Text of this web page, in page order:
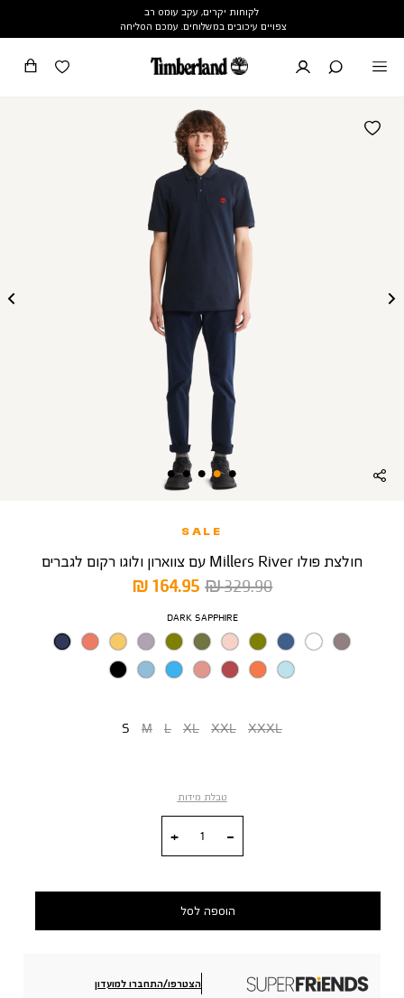
לקוחות יקרים, עקב עומס רב
צפויים עיכובים במשלוחים. עמכם הסליחה
SALE
חולצת פולו Millers River עם צווארון ולוגו רקום לגברים
מחיר
מוצר
164.95 ₪
מחיר
329.90 ₪
צבע
DARK SAPPHIRE
S M L XL XXL XXXL
טבלת מידות
הוספה לסל
הצטרפו/התחברו למועדון